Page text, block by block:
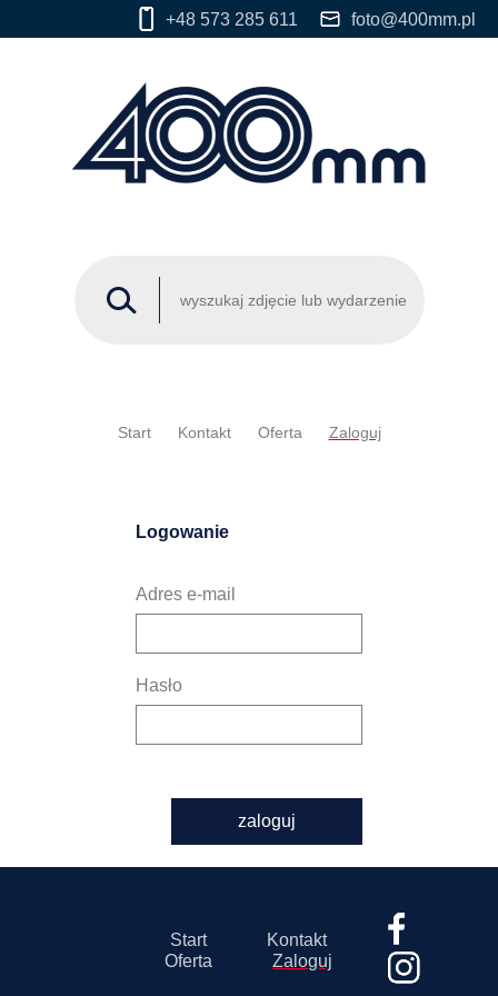
+48 573 285 611 foto@400mm.pl
Start Kontakt Oferta Zaloguj
Logowanie
Adres e-mail
Hasło
zaloguj
Start
Kontakt
Oferta
Zaloguj